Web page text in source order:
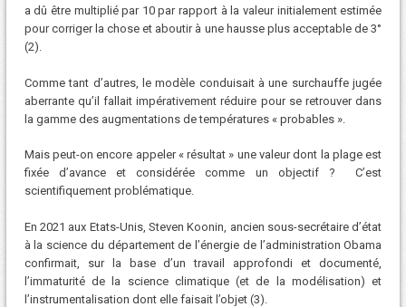
a dû être multiplié par 10 par rapport à la valeur initialement estimée
pour corriger la chose et aboutir à une hausse plus acceptable de 3°
(2).
Comme tant d’autres, le modèle conduisait à une surchauffe jugée
aberrante qu’il fallait impérativement réduire pour se retrouver dans
la gamme des augmentations de températures « probables ».
Mais peut-on encore appeler « résultat » une valeur dont la plage est
fixée d’avance et considérée comme un objectif ? C’est
scientifiquement problématique.
En 2021 aux Etats-Unis, Steven Koonin, ancien sous-secrétaire d’état
à la science du département de l’énergie de l’administration Obama
confirmait, sur la base d’un travail approfondi et documenté,
l’immaturité de la science climatique (et de la modélisation) et
l’instrumentalisation dont elle faisait l’objet (3).